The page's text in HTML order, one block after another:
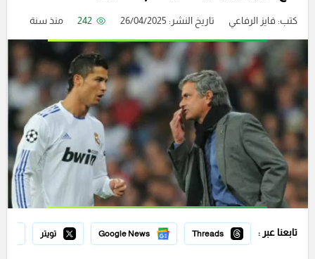
كتب: فايز الرفاعي تاريخ النشر: 26/04/2025 242 منذ سنة
تابعنا عبر : Threads
Google News تويتر